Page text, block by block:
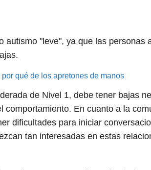
autismo "leve", ya que las personas
qué de los apretones de manos
de Nivel 1, debe tener bajas
comportamiento. En cuanto a la
dificultades para iniciar
tan interesadas en estas